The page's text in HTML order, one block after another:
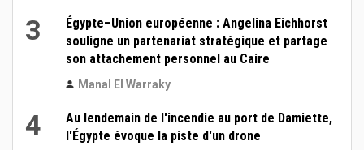
3
Égypte–Union européenne : Angelina Eichhorst
souligne un partenariat stratégique et partage
son attachement personnel au Caire
Manal El Warraky
4
Au lendemain de l'incendie au port de Damiette,
l'Égypte évoque la piste d'un drone